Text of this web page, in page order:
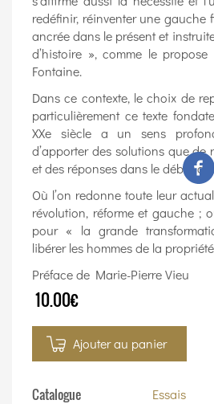
redéfinir, réinventer une gauche
ancrée dans le présent et
d’histoire », comme le
Fontaine.
Dans ce contexte, le choix de
particulièrement ce texte
XXe siècle a un sens
d’apporter des solutions que de
et des réponses dans le débat
Où l’on redonne toute leur
révolution, réforme et gauche ;
pour « la grande
libérer les hommes de la
Préface de Marie-Pierre Vieu
10.00€
Ajouter au panier
Catalogue Essais